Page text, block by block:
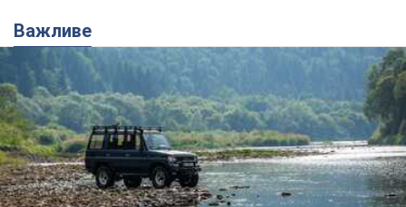
Важливе